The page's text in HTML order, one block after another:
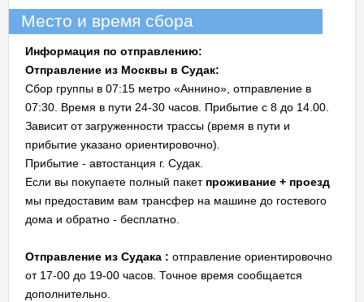
Место и время сбора
Информация по отправлению:
Отправление из Москвы в Судак:
Сбор группы в 07:15 метро «Аннино», отправление в
07:30. Время в пути 24-30 часов. Прибытие с 8 до 14.00.
Зависит от загруженности трассы (время в пути и
прибытие указано ориентировочно).
Прибытие - автостанция г. Судак.
Если вы покупаете полный пакет проживание + проезд
мы предоставим вам трансфер на машине до гостевого
дома и обратно - бесплатно.
Отправление из Судака : отправление ориентировочно
от 17-00 до 19-00 часов. Точное время сообщается
дополнительно.